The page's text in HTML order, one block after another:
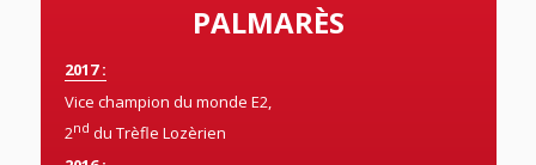
PALMARÈS
2017 :
Vice champion du monde E2,
2nd du Trèfle Lozèrien